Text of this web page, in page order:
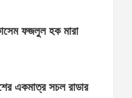
ফজলুল হক মারা
একমাত্র সচল রাডার